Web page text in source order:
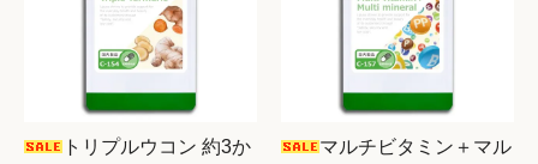
トリプルウコン 約3か
マルチビタミン＋マル